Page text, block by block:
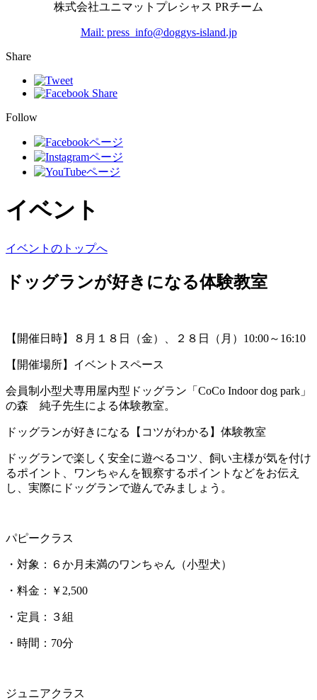
株式会社ユニマットプレシャス PRチーム
Mail: press_info@doggys-island.jp
Share
Follow
イベント
イベントのトップへ
ドッグランが好きになる体験教室
【開催日時】８月１８日（金）、２８日（月）10:00～16:10
【開催場所】イベントスペース
会員制小型犬専用屋内型ドッグラン「CoCo Indoor dog park」
の森 純子先生による体験教室。
ドッグランが好きになる【コツがわかる】体験教室
ドッグランで楽しく安全に遊べるコツ、飼い主様が気を付け
るポイント、ワンちゃんを観察するポイントなどをお伝え
し、実際にドッグランで遊んでみましょう。
パピークラス
・対象：６か月未満のワンちゃん（小型犬）
・料金：￥2,500
・定員：３組
・時間：70分
ジュニアクラス